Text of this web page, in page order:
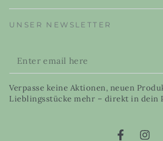
UNSER NEWSLETTER
Enter
email
here
Verpasse keine Aktionen, neuen
Lieblingsstücke mehr – direkt in dein